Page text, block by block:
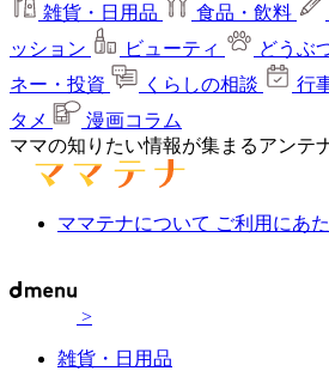
雑貨・日用品 食品・飲料
ッション
ビューティ どうぶ
ネー・投資
くらしの相談 行
タメ
漫画コラム
ママの知りたい情報が集まるアンテ
ママテナについて ご利用にあ
>
雑貨・日用品